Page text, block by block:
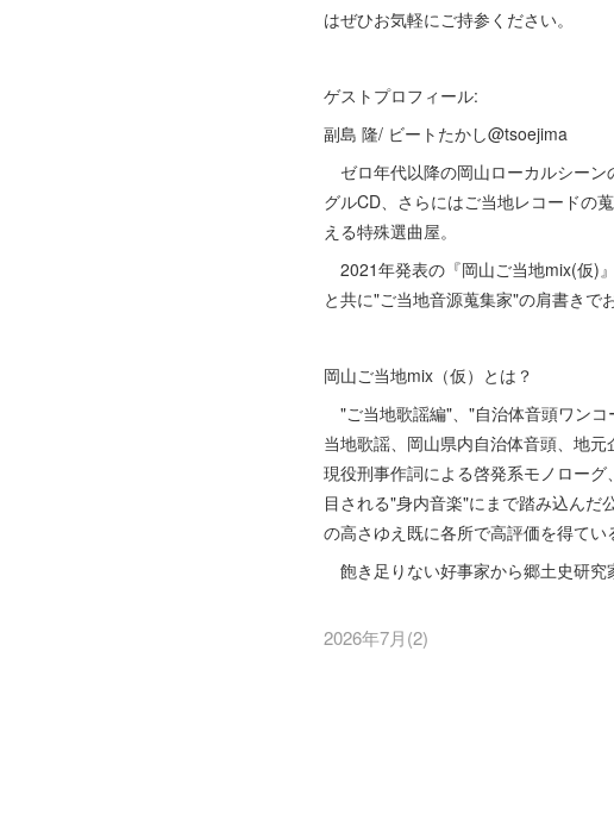
はぜひお気軽にご持参ください。
ゲストプロフィール:
副島 隆/ ビートたかし@tsoejima
ゼロ年代以降の岡山ローカルシーン
グルCD、さらにはご当地レコードの
える特殊選曲屋。
2021年発表の『岡山ご当地mix(仮)
と共に"ご当地音源蒐集家"の肩書きで
岡山ご当地mix（仮）とは？
"ご当地歌謡編"、"自治体音頭ワン
当地歌謡、岡山県内自治体音頭、地
現役刑事作詞による啓発系モノロー
目される"身内音楽"にまで踏み込んだ
の高さゆえ既に各所で高評価を得てい
飽き足りない好事家から郷土史研究
2026年7月(2)